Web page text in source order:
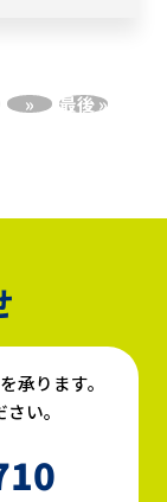
» 最後 »
承ります。
い。